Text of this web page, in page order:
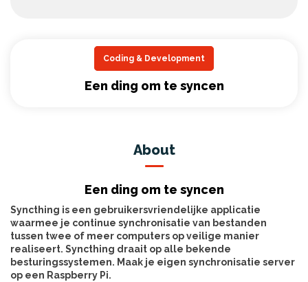
Coding & Development
Een ding om te syncen
About
Een ding om te syncen
Syncthing is een gebruikersvriendelijke applicatie
waarmee je continue synchronisatie van bestanden
tussen twee of meer computers op veilige manier
realiseert. Syncthing draait op alle bekende
besturingssystemen. Maak je eigen synchronisatie server
op een Raspberry Pi.